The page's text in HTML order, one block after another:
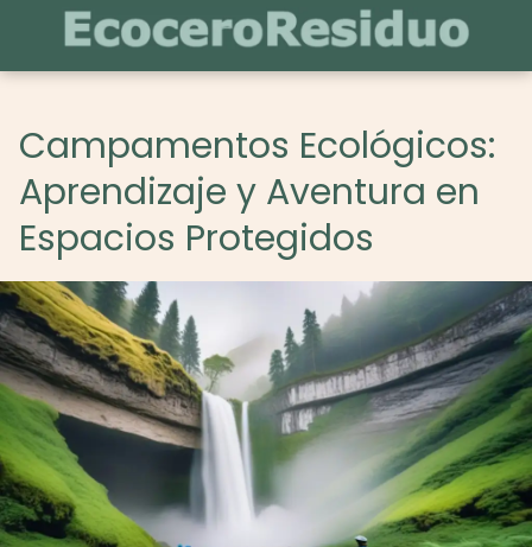
Campamentos Ecológicos:
Aprendizaje y Aventura en
Espacios Protegidos